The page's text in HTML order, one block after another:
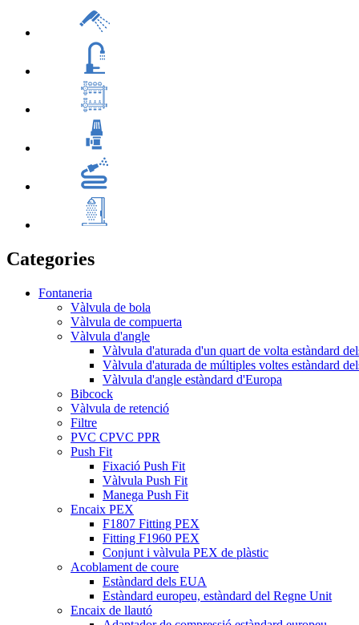
Categories
Fontaneria
Vàlvula de bola
Vàlvula de compuerta
Vàlvula d'angle
Vàlvula d'aturada d'un quart de volta estàndard
Vàlvula d'aturada de múltiples voltes estàndard
Vàlvula d'angle estàndard d'Europa
Bibcock
Vàlvula de retenció
Filtre
PVC CPVC PPR
Push Fit
Fixació Push Fit
Vàlvula Push Fit
Manega Push Fit
Encaix PEX
F1807 Fitting PEX
Fitting F1960 PEX
Conjunt i vàlvula PEX de plàstic
Acoblament de coure
Estàndard dels EUA
Estàndard europeu, estàndard del Regne Unit
Encaix de llautó